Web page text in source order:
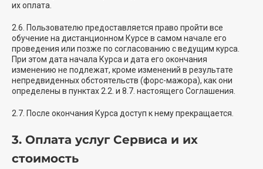
их оплата.
2.6. Пользователю предоставляется право пройти все
обучение на дистанционном Курсе в самом начале его
проведения или позже по согласованию с ведущим курса.
При этом дата начала Курса и дата его окончания
изменению не подлежат, кроме изменений в результате
непредвиденных обстоятельств (форс-мажора), как они
определены в пунктах 2.2. и 8.7. настоящего Соглашения.
2.7. После окончания Курса доступ к нему прекращается.
3. Оплата услуг Сервиса и их
стоимость